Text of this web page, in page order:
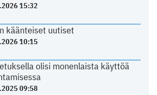
15:32
käänteiset uutiset
10:15
olisi monenlaista käyttöä
09:58